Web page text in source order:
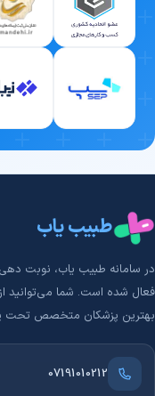
طبیب یاب
در سامانه طبیب‌ یاب، نوبت
فعال شده است. شما می‌توانید
بهترین پزشکان متخصص تحت
07191010212